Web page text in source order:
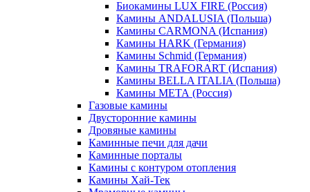
Биокамины LUX FIRE (Россия)
Камины ANDALUSIA (Польша)
Камины CARMONA (Испания)
Камины HARK (Германия)
Камины Schmid (Германия)
Камины TRAFORART (Испания)
Камины BELLA ITALIA (Польша)
Камины МЕТА (Россия)
Газовые камины
Двусторонние камины
Дровяные камины
Каминные печи для дачи
Каминные порталы
Камины с контуром отопления
Камины Хай-Тек